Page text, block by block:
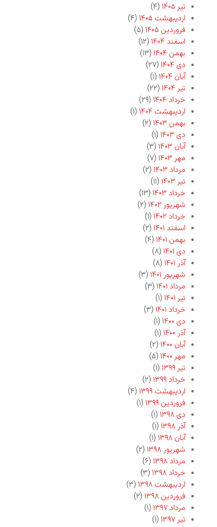
تیر ۱۴۰۵
(۴)
اردیبهشت ۱۴۰۵
(۴)
فروردین ۱۴۰۵
(۵)
اسفند ۱۴۰۴
(۱۲)
بهمن ۱۴۰۴
(۱۳)
دی ۱۴۰۴
(۲۷)
آبان ۱۴۰۴
(۱)
تیر ۱۴۰۴
(۲۲)
خرداد ۱۴۰۴
(۲۹)
اردیبهشت ۱۴۰۴
(۱)
بهمن ۱۴۰۳
(۲)
دی ۱۴۰۳
(۱)
آبان ۱۴۰۳
(۳)
مهر ۱۴۰۳
(۷)
مرداد ۱۴۰۳
(۲)
تیر ۱۴۰۳
(۱۱)
خرداد ۱۴۰۳
(۱۳)
شهریور ۱۴۰۲
(۲)
خرداد ۱۴۰۲
(۱)
اسفند ۱۴۰۱
(۲)
بهمن ۱۴۰۱
(۴)
دی ۱۴۰۱
(۸)
آذر ۱۴۰۱
(۸)
شهریور ۱۴۰۱
(۳)
مرداد ۱۴۰۱
(۳)
تیر ۱۴۰۱
(۱)
خرداد ۱۴۰۱
(۳)
دی ۱۴۰۰
(۱)
آذر ۱۴۰۰
(۱)
آبان ۱۴۰۰
(۲)
مهر ۱۴۰۰
(۵)
تیر ۱۳۹۹
(۱)
خرداد ۱۳۹۹
(۲)
اردیبهشت ۱۳۹۹
(۴)
فروردین ۱۳۹۹
(۱)
دی ۱۳۹۸
(۱)
آذر ۱۳۹۸
(۱)
آبان ۱۳۹۸
(۱)
شهریور ۱۳۹۸
(۲)
مرداد ۱۳۹۸
(۶)
خرداد ۱۳۹۸
(۳)
اردیبهشت ۱۳۹۸
(۳)
فروردین ۱۳۹۸
(۲)
مرداد ۱۳۹۷
(۱)
تیر ۱۳۹۷
(۱)